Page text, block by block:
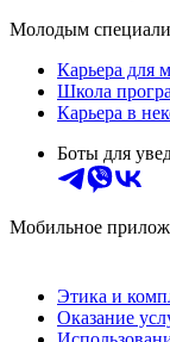
Молодым
Карьера для
Школа
Карьера в
Боты для
Мобильное
Этика и
Оказание